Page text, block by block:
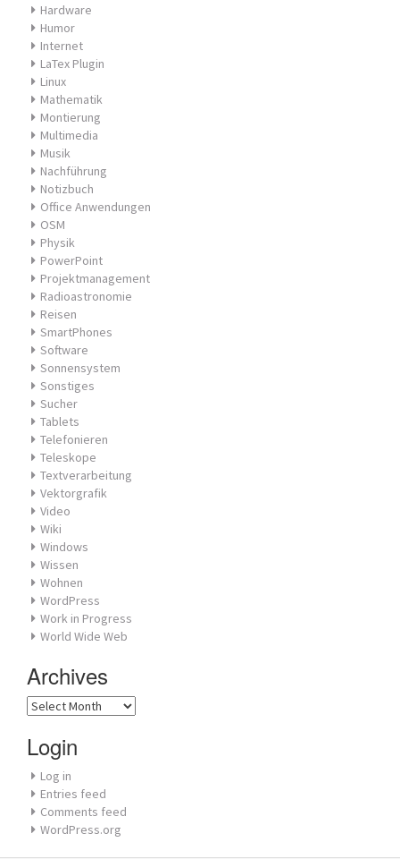
Hardware
Humor
Internet
LaTex Plugin
Linux
Mathematik
Montierung
Multimedia
Musik
Nachführung
Notizbuch
Office Anwendungen
OSM
Physik
PowerPoint
Projektmanagement
Radioastronomie
Reisen
SmartPhones
Software
Sonnensystem
Sonstiges
Sucher
Tablets
Telefonieren
Teleskope
Textverarbeitung
Vektorgrafik
Video
Wiki
Windows
Wissen
Wohnen
WordPress
Work in Progress
World Wide Web
Archives
Archives
Login
Log in
Entries feed
Comments feed
WordPress.org